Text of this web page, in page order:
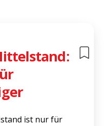
ist nur für